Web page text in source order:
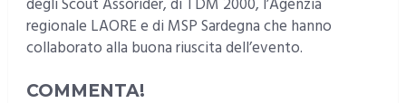
degli Scout Assorider, di TDM 2000, l’Agenzia
regionale LAORE e di MSP Sardegna che hanno
collaborato alla buona riuscita dell’evento.
COMMENTA!